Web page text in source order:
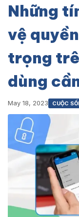
Những
vệ
trọng
dùng
May 18, 2023 CUỘC